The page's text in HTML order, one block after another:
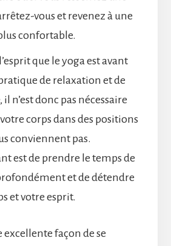
vous et revenez à une
confortable.
que le yoga est avant
de relaxation et de
n’est donc pas nécessaire
corps dans des positions
conviennent pas.
est de prendre le temps de
et de détendre
et votre esprit.
excellente façon de se